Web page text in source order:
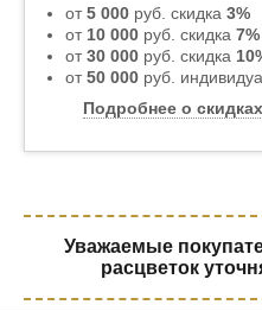
от5 000 руб. скидка 3%
от 10 000 руб. скидка 7%
от30 000 руб. скидка
от50 000 руб.
Подробнее о скидках
Уважаемые
расцветок